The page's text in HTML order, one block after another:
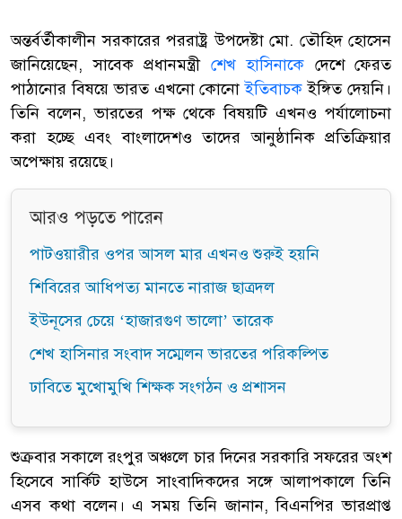
অন্তর্বর্তীকালীন সরকারের পররাষ্ট্র উপদেষ্টা মো. তৌহিদ হোসেন
জানিয়েছেন, সাবেক প্রধানমন্ত্রী শেখ হাসিনাকে দেশে ফেরত
পাঠানোর বিষয়ে ভারত এখনো কোনোইতিবাচক ইঙ্গিত দেয়নি।
তিনি বলেন, ভারতের পক্ষ থেকে বিষয়টি এখনও পর্যালোচনা
করা হচ্ছে এবং বাংলাদেশও তাদের আনুষ্ঠানিক প্রতিক্রিয়ার
অপেক্ষায় রয়েছে।
আরও পড়তে পারেন
পাটওয়ারীর ওপর আসল মার এখনও শুরুই হয়নি
শিবিরের আধিপত্য মানতে নারাজ ছাত্রদল
ইউনূসের চেয়ে ‘হাজারগুণ ভালো’ তারেক
শেখ হাসিনার সংবাদ সম্মেলন ভারতের পরিকল্পিত
ঢাবিতে মুখোমুখি শিক্ষক সংগঠন ও প্রশাসন
শুক্রবার সকালে রংপুর অঞ্চলে চার দিনের সরকারি সফরের অংশ
হিসেবে সার্কিট হাউসে সাংবাদিকদের সঙ্গে আলাপকালে তিনি
এসব কথা বলেন। এ সময় তিনি জানান, বিএনপির ভারপ্রাপ্ত